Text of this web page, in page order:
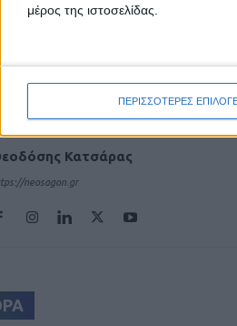
μέρος της ιστοσελίδας.
ΠΕΡΙΣΣΟΤΕΡΕΣ
το Φεστιβάλ
προϊόντων στους
η μοναστηριακή
Κατσάρας
neosagon.gr